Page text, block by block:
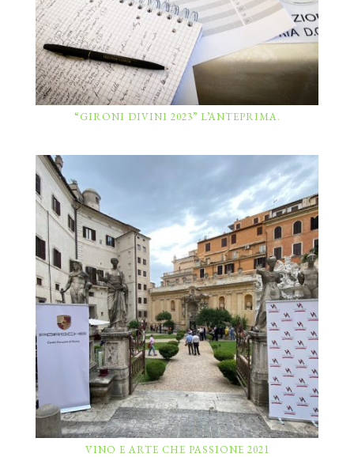
“GIRONI DIVINI 2023” L’ANTEPRIMA.
VINO E ARTE CHE PASSIONE 2021